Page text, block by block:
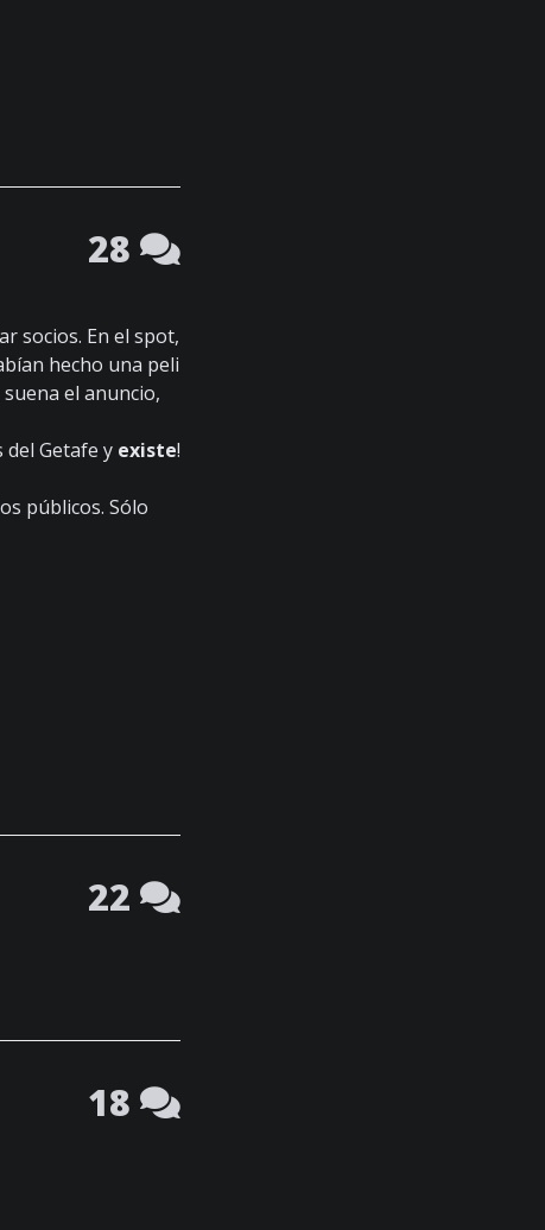
28
socios. En el spot,
hecho una peli
el anuncio,
del Getafe y existe!
públicos. Sólo
22
18